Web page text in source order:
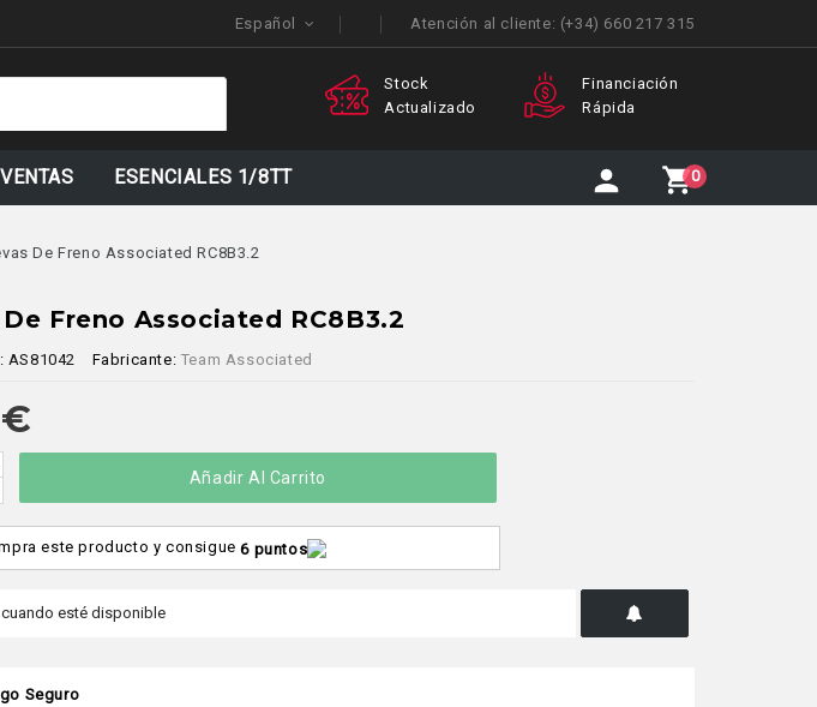
Español Atención al cliente: (+34) 660 217 315
Stock
Actualizado
Financiación
Rápida
ESENCIALES 1/8TT 0
De Freno Associated RC8B3.2
Freno Associated RC8B3.2
AS81042 Fabricante: Team Associated
Añadir Al Carrito
este producto y consigue6 puntos
Seguro